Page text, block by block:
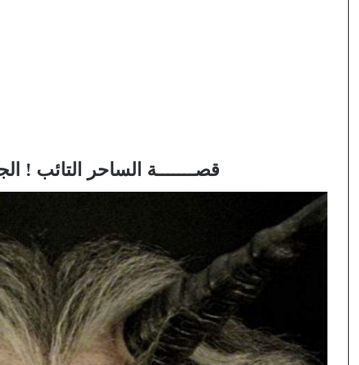
قصـــــــة الساحر التائب !